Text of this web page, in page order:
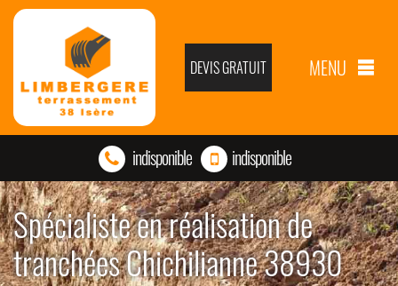
DEVIS GRATUIT MENU
indisponible indisponible
Spécialiste en réalisation de
tranchées Chichilianne 38930